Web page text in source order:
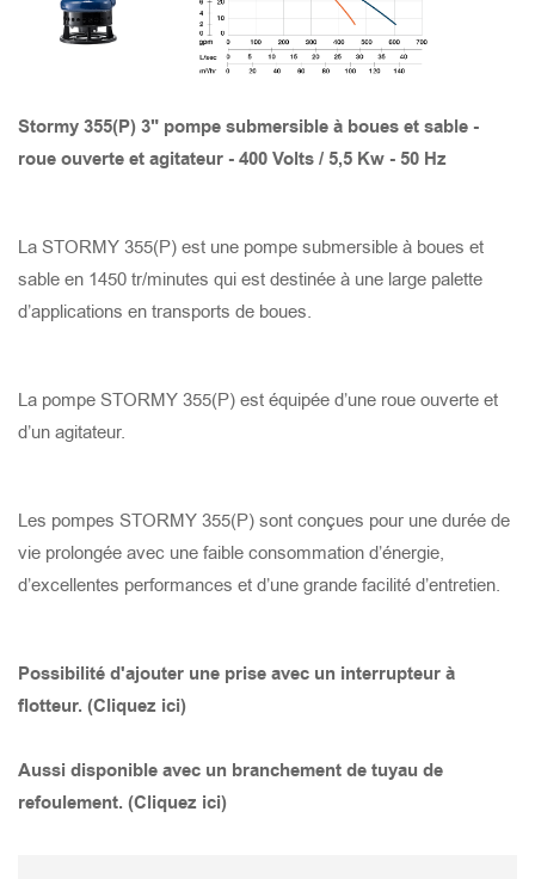
TANK 8220
TANK 4150
TANK 6110
TANK 4110
TANK 675
TANK 475
TANK 455
TANK 437
SURTENSION DU MOTEUR
STORMY 6150(S)
STORMY 6110(P)
STORMY 4110(S)
STORMY 4110(P)
STORMY 475(P)
STORMY 455(S)
STORMY 455(P)
STORMY 355(P)
GOMAX 4110
GOMAX 655
GOMAX 455
GOMAX 437
GOCUT 437
GOCUT 337
GOCUT 322
GOCUT 315S
X-SMART 315
X-SMART 750
X-SMART 400
SAVVY JUMBO 600
SAVVY 300
SAVVY 150
SMART LITE BASE 400
SMART LITE 400
SMART BASE 400
SMART 1500
SMART 750
Stormy 355(P) 3" pompe submersible à boues et sable -
roue ouverte et agitateur - 400 Volts / 5,5 Kw - 50 Hz
La STORMY 355(P) est une pompe submersible à boues et
sable en 1450 tr/minutes qui est destinée à une large palette
d’applications en transports de boues.
La pompe STORMY 355(P) est équipée d’une roue ouverte et
d’un agitateur.
Les pompes STORMY 355(P) sont conçues pour une durée de
vie prolongée avec une faible consommation d’énergie,
d’excellentes performances et d’une grande facilité d’entretien.
Possibilité d'ajouter une prise avec un interrupteur à
flotteur. (Cliquez ici)
Aussi disponible avec un branchement de tuyau de
refoulement. (Cliquez ici)